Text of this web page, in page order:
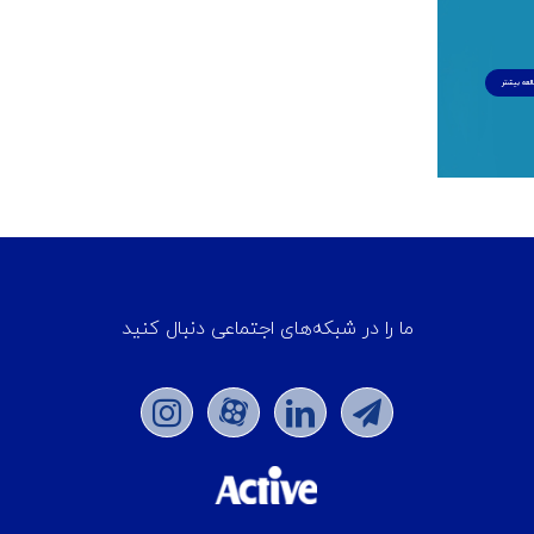
بیشتر
ما را در شبکه‌های اجتماعی دنبال کنید